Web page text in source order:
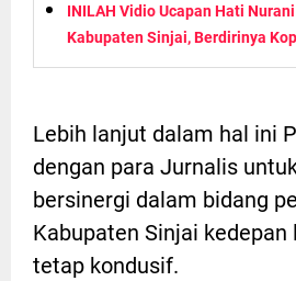
INILAH Vidio Ucapan Hati
Kabupaten Sinjai, Berdirinya
Lebih lanjut dalam hal ini
dengan para Jurnalis
bersinergi dalam bidang
Kabupaten Sinjai kedepan
tetap kondusif.